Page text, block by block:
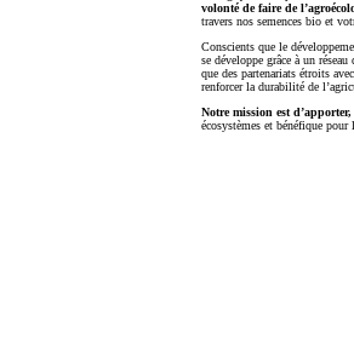
volonté de faire de
travers nos semences bio et
Conscients que le
se développe grâce à un
que des partenariats étroits
renforcer la durabilité de
Notre mission est
écosystèmes et bénéfique pour